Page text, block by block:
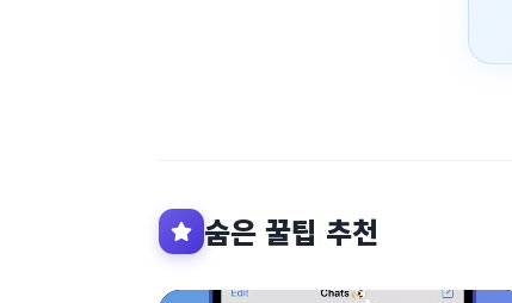
숨은 꿀팁 추천